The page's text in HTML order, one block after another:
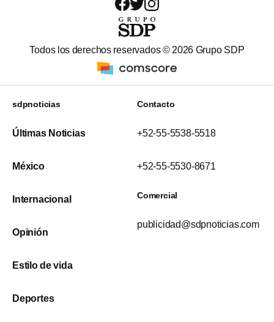
Todos los derechos reservados © 2026 Grupo SDP
sdpnoticias
Últimas Noticias
México
Internacional
Opinión
Estilo de vida
Deportes
Contacto
+52-55-5538-5518
+52-55-5530-8671
Comercial
publicidad@sdpnoticias.com